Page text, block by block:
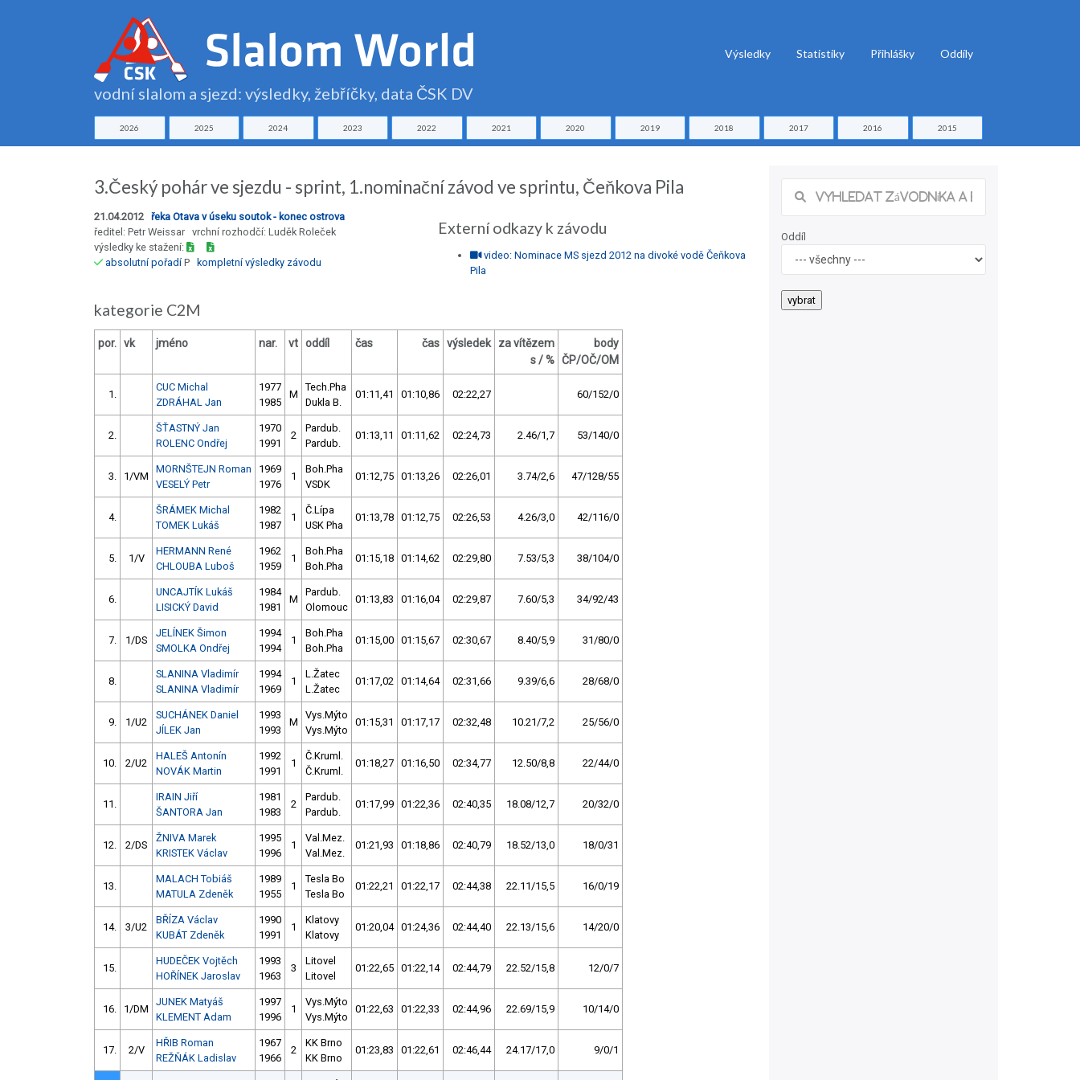
vodní slalom a sjezd: výsledky, žebříčky, data ČSK DV
Výsledky Statistiky Přihlášky Oddíly
2026 2025 2024 2023 2022 2021 2020 2019 2018 2017 2016 2015
3.Český pohár ve sjezdu - sprint, 1.nominační závod ve sprintu, Čeňkova Pila
21.04.2012 řeka Otava v úseku soutok - konec ostrova
ředitel: Petr Weissar vrchní rozhodčí: Luděk Roleček
výsledky ke stažení:
absolutní pořadíP kompletní výsledky závodu
Externí odkazy k závodu
video: Nominace MS sjezd 2012 na divoké vodě Čeňkova
Pila
kategorie C2M
por. vk jméno nar. vt oddíl čas čas výsledek
za vítězem
s / %
body
ČP/OČ/OM
1.
CUC Michal
ZDRÁHAL Jan
1977
1985
M
Tech.Pha
Dukla B.
01:11,41 01:10,86 02:22,27 60/152/0
2.
ŠŤASTNÝ Jan
ROLENC Ondřej
1970
1991
2
Pardub.
Pardub.
01:13,11 01:11,62 02:24,73 2.46/1,7 53/140/0
3. 1/VM
MORNŠTEJN Roman
VESELÝ Petr
1969
1976
1
Boh.Pha
VSDK
01:12,75 01:13,26 02:26,01 3.74/2,6 47/128/55
4.
ŠRÁMEK Michal
TOMEK Lukáš
1982
1987
1
Č.Lípa
USK Pha
01:13,78 01:12,75 02:26,53 4.26/3,0 42/116/0
5. 1/V
HERMANN René
CHLOUBA Luboš
1962
1959
1
Boh.Pha
Boh.Pha
01:15,18 01:14,62 02:29,80 7.53/5,3 38/104/0
6.
UNCAJTÍK Lukáš
LISICKÝ David
1984
1981
M
Pardub.
Olomouc
01:13,83 01:16,04 02:29,87 7.60/5,3 34/92/43
7. 1/DS
JELÍNEK Šimon
SMOLKA Ondřej
1994
1994
1
Boh.Pha
Boh.Pha
01:15,00 01:15,67 02:30,67 8.40/5,9 31/80/0
8.
SLANINA Vladimír
SLANINA Vladimír
1994
1969
1
L.Žatec
L.Žatec
01:17,02 01:14,64 02:31,66 9.39/6,6 28/68/0
9. 1/U2
SUCHÁNEK Daniel
JÍLEK Jan
1993
1993
M
Vys.Mýto
Vys.Mýto
01:15,31 01:17,17 02:32,48 10.21/7,2 25/56/0
10. 2/U2
HALEŠ Antonín
NOVÁK Martin
1992
1991
1
Č.Kruml.
Č.Kruml.
01:18,27 01:16,50 02:34,77 12.50/8,8 22/44/0
11.
IRAIN Jiří
ŠANTORA Jan
1981
1983
2
Pardub.
Pardub.
01:17,99 01:22,36 02:40,35 18.08/12,7 20/32/0
12. 2/DS
ŽNIVA Marek
KRISTEK Václav
1995
1996
1
Val.Mez.
Val.Mez.
01:21,93 01:18,86 02:40,79 18.52/13,0 18/0/31
13.
MALACH Tobiáš
MATULA Zdeněk
1989
1955
1
Tesla Bo
Tesla Bo
01:22,21 01:22,17 02:44,38 22.11/15,5 16/0/19
14. 3/U2
BŘÍZA Václav
KUBÁT Zdeněk
1990
1991
1
Klatovy
Klatovy
01:20,04 01:24,36 02:44,40 22.13/15,6 14/20/0
15.
HUDEČEK Vojtěch
HOŘÍNEK Jaroslav
1993
1963
3
Litovel
Litovel
01:22,65 01:22,14 02:44,79 22.52/15,8 12/0/7
16. 1/DM
JUNEK Matyáš
KLEMENT Adam
1997
1996
1
Vys.Mýto
Vys.Mýto
01:22,63 01:22,33 02:44,96 22.69/15,9 10/14/0
17. 2/V
HŘIB Roman
REŽŇÁK Ladislav
1967
1966
2
KK Brno
KK Brno
01:23,83 01:22,61 02:46,44 24.17/17,0 9/0/1
Oddíl